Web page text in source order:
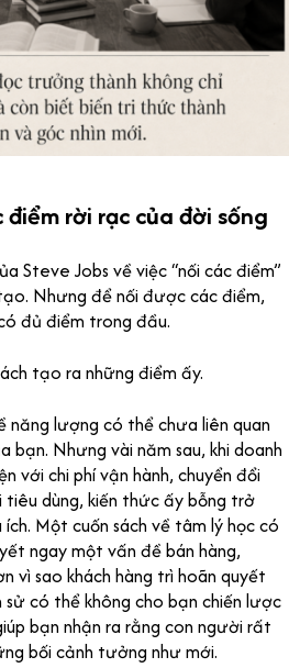
rời rạc của đời sống
Steve Jobs về việc “nối các điểm”
Nhưng để nối được các điểm,
đủ điểm trong đầu.
tạo ra những điểm ấy.
năng lượng có thể chưa liên quan
Nhưng vài năm sau, khi doanh
với chi phí vận hành, chuyển đổi
tiêu dùng, kiến thức ấy bỗng trở
Một cuốn sách về tâm lý học có
ngay một vấn đề bán hàng,
vì sao khách hàng trì hoãn quyết
sử có thể không cho bạn chiến lược
bạn nhận ra rằng con người rất
bối cảnh tưởng như mới.